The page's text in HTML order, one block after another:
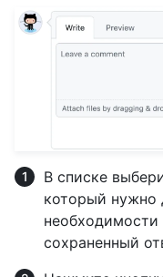
В списке
который нужно
сохраненный